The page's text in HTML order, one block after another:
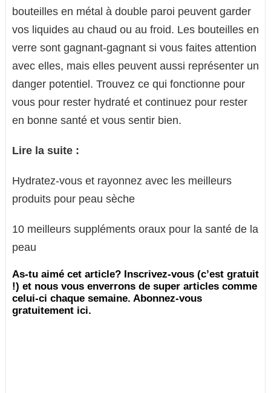
bouteilles en métal à double paroi peuvent garder
vos liquides au chaud ou au froid. Les bouteilles en
verre sont gagnant-gagnant si vous faites attention
avec elles, mais elles peuvent aussi représenter un
danger potentiel. Trouvez ce qui fonctionne pour
vous pour rester hydraté et continuez pour rester
en bonne santé et vous sentir bien.
Lire la suite :
Hydratez-vous et rayonnez avec les meilleurs
produits pour peau sèche
10 meilleurs suppléments oraux pour la santé de la
peau
As-tu aimé cet article? Inscrivez-vous (c’est gratuit
!) et nous vous enverrons de super articles comme
celui-ci chaque semaine. Abonnez-vous
gratuitement ici.